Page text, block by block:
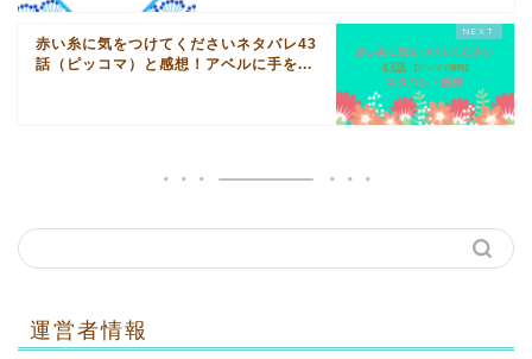
赤い糸に気をつけてくださいネタバレ43
話（ピッコマ）と感想！アベルに手を...
運営者情報